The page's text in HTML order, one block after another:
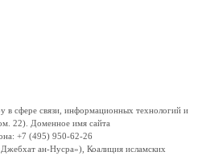
сфере связи, информационных технологий и
22). Доменное имя сайта
+7 (495) 950-62-26
ан-Нусра»), Коалиция исламских